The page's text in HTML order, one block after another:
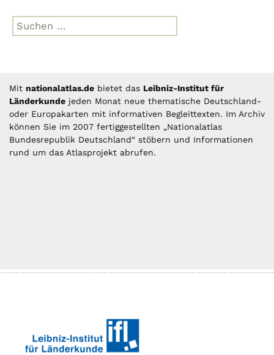
Suche
nach:
Mit nationalatlas.de bietet das Leibniz-Institut für
Länderkunde jeden Monat neue thematische Deutschland-
oder Europakarten mit informativen Begleittexten. Im Archiv
können Sie im 2007 fertiggestellten „Nationalatlas
Bundesrepublik Deutschland“ stöbern und Informationen
rund um das Atlasprojekt abrufen.